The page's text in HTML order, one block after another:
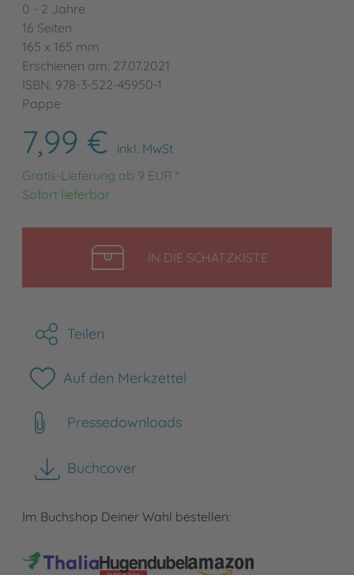
0 - 2 Jahre
16 Seiten
165 x 165 mm
Erschienen am: 27.07.2021
ISBN: 978-3-522-45950-1
Pappe
7,99 €
inkl. MwSt
Gratis-Lieferung ab 9 EUR *
Sofort lieferbar
IN DIE SCHATZKISTELEGEN
Teilen
Auf den Merkzettel
Pressedownloads
Buchcover
herunterladen
Im Buchshop Deiner Wahl bestellen: